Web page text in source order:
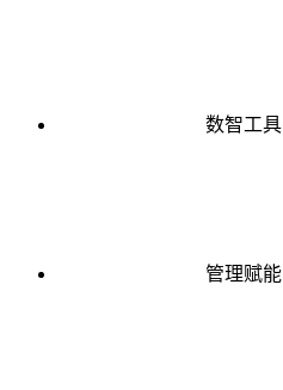
数智工具
管理赋能